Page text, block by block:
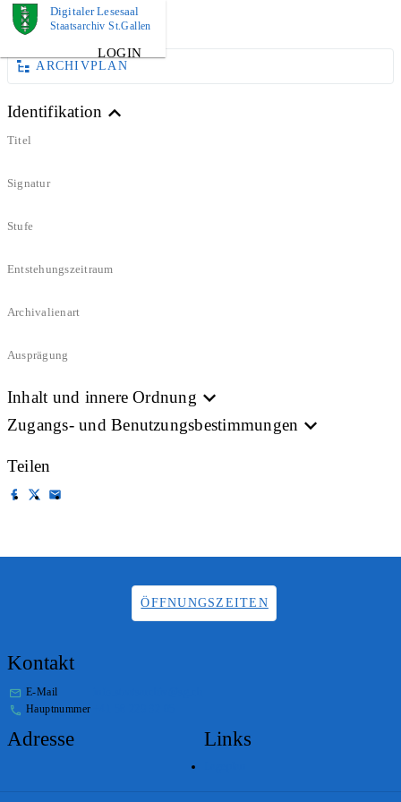
Digitaler Lesesaal
Staatsarchiv St.Gallen
LOGIN
DOKUMENT
ARCHIVPLAN
Identifikation
Titel
Signatur
Stufe
Entstehungszeitraum
Archivalienart
Ausprägung
Inhalt und innere Ordnung
Zugangs- und Benutzungsbestimmungen
Teilen
ÖFFNUNGSZEITEN
Kontakt
E-Mail
Hauptnummer
Adresse Links